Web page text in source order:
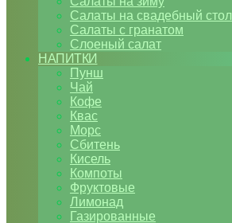
Салаты на свадебный стол
Салаты с гранатом
Слоеный салат
НАПИТКИ
Пунш
Чай
Кофе
Квас
Морс
Сбитень
Кисель
Компоты
Фруктовые
Лимонад
Газированные